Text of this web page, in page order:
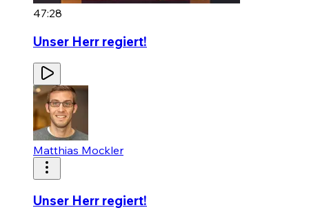
47:28
Unser Herr regiert!
Matthias Mockler
Unser Herr regiert!